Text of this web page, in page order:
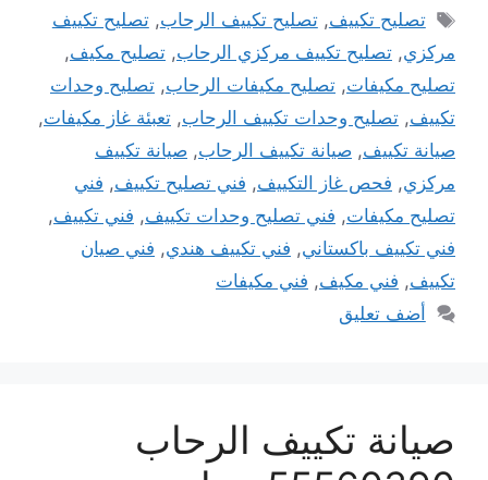
الوسوم
تصليح تكييف,تصليح تكييف الرحاب,تصليح تكييف
مركزي, تصليح تكييف مركزي الرحاب, تصليح مكيف,
تصليح مكيفات, تصليح مكيفات الرحاب, تصليح وحدات
تكييف, تصليح وحدات تكييف الرحاب, تعبئة غاز مكيفات,
صيانة تكييف, صيانة تكييف الرحاب, صيانة تكييف
مركزي, فحص غاز التكييف, فني تصليح تكييف, فني
تصليح مكيفات, فني تصليح وحدات تكييف, فني تكييف,
فني تكييف باكستاني, فني تكييف هندي, فني صيان
تكييف, فني مكيف, فني مكيفات
أضف تعليق
صيانة تكييف الرحاب